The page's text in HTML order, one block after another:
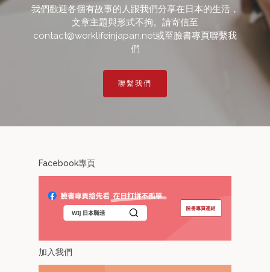
我們歡迎各個有故事的人跟我們分享在日本的生活，
文章主題與形式不拘。請寄信至
contact@worklifeinjapan.net或至臉書專頁聯繫我
們
聯繫我們
Facebook專頁
加入我們